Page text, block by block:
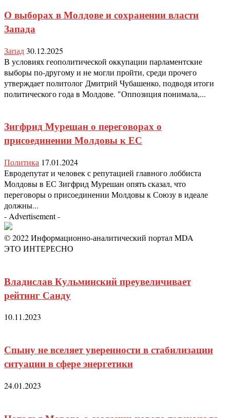
О выборах в Молдове и сохранении власти
Запада
Запад30.12.2025
В условиях геополитической оккупации парламентские
выборы по-другому и не могли пройти, среди прочего
утверждает политолог Дмитрий Чубашенко, подводя итоги
политического года в Молдове. "Оппозиция понимала,...
Зигфрид Мурешан о переговорах о
присоединении Молдовы к ЕС
Политика 17.01.2024
Евродепутат и человек с репутацией главного лоббиста
Молдовы в ЕС Зигфрид Мурешан опять сказал, что
переговоры о присоединении Молдовы к Союзу в идеале
должны...
- Advertisement -
© 2022 Информационно-аналитический портал MDA
ЭТО ИНТЕРЕСНО
Владислав Кульминский преувеличивает
рейтинг Санду
10.11.2023
Спыну не вселяет уверенности в стабилизации
ситуации в сфере энергетики
24.01.2023